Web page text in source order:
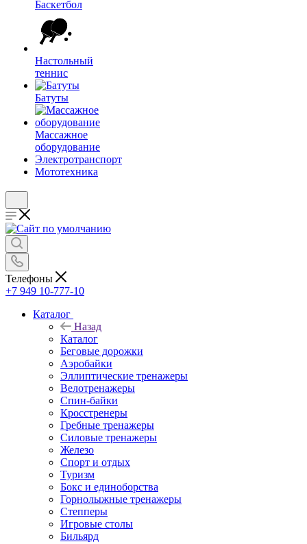
Баскетбол
Настольный
теннис
Батуты
Массажное
оборудование
Электротранспорт
Мототехника
Телефоны
+7 949 10-777-10
Каталог
Назад
Каталог
Беговые дорожки
Аэробайки
Эллиптические тренажеры
Велотренажеры
Спин-байки
Кросстренеры
Гребные тренажеры
Силовые тренажеры
Железо
Спорт и отдых
Туризм
Бокс и единоборства
Горнолыжные тренажеры
Степперы
Игровые столы
Бильярд